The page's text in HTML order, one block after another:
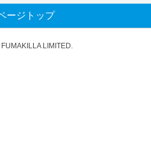
ージトップ
LIMITED.